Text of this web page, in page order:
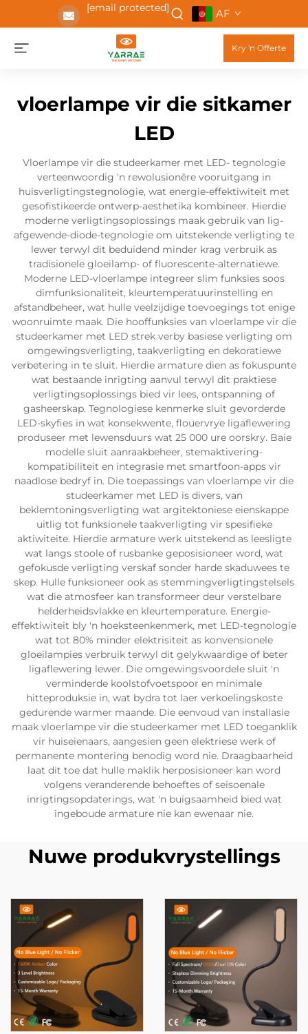
[email protected] AF
Kry 'n Offerte
vloerlampe vir die sitkamer
LED
Vloerlampe vir die studeerkamer met LED- tegnologie
verteenwoordig 'n rewolusionêre vooruitgang in
huisverligtingstegnologie, wat energie-effektiwiteit met
gesofistikeerde ontwerp-aesthetika kombineer. Hierdie
moderne verligtingsoplossings maak gebruik van lig-
afgewende-diode-tegnologie om uitstekende verligting te
lewer terwyl dit beduidend minder krag verbruik as
tradisionele gloeilamp- of fluorescente-alternatiewe.
Moderne LED-vloerlampe integreer slim funksies soos
dimfunksionaliteit, kleurtemperatuurinstelling en
afstandbeheer, wat hulle veelzijdige toevoegings tot enige
woonruimte maak. Die hooffunksies van vloerlampe vir die
studeerkamer met LED strek verby basiese verligting om
omgewingsverligting, taakverligting en dekoratiewe
verbetering in te sluit. Hierdie armature dien as fokuspunte
wat bestaande inrigting aanvul terwyl dit praktiese
verligtingsoplossings bied vir lees, ontspanning of
gasheerskap. Tegnologiese kenmerke sluit gevorderde
LED-skyfies in wat konsekwente, flouervrye ligaflewering
produseer met lewensduurs wat 25 000 ure oorskry. Baie
modelle sluit aanraakbeheer, stemaktivering-
kompatibiliteit en integrasie met smartfoon-apps vir
naadlose bedryf in. Die toepassings van vloerlampe vir die
studeerkamer met LED is divers, van
beklemtoningsverligting wat argitektoniese eienskappe
uitlig tot funksionele taakverligting vir spesifieke
aktiwiteite. Hierdie armature werk uitstekend as leesligte
wat langs stoole of rusbanke geposisioneer word, wat
gefokusde verligting verskaf sonder harde skaduwees te
skep. Hulle funksioneer ook as stemmingverligtingstelsels
wat die atmosfeer kan transformeer deur verstelbare
helderheidsvlakke en kleurtemperature. Energie-
effektiwiteit bly 'n hoeksteenkenmerk, met LED-tegnologie
wat tot 80% minder elektrisiteit as konvensionele
gloeilampies verbruik terwyl dit gelykwaardige of beter
ligaflewering lewer. Die omgewingsvoordele sluit 'n
verminderde koolstofvoetspoor en minimale
hitteproduksie in, wat bydra tot laer verkoelingskoste
gedurende warmer maande. Die eenvoud van installasie
maak vloerlampe vir die studeerkamer met LED toeganklik
vir huiseienaars, aangesien geen elektriese werk of
permanente montering benodig word nie. Draagbaarheid
laat dit toe dat hulle maklik herposisioneer kan word
volgens veranderende behoeftes of seisoenale
inrigtingsopdaterings, wat 'n buigsaamheid bied wat
ingeboude armature nie kan ewenaar nie.
Nuwe produkvrystellings